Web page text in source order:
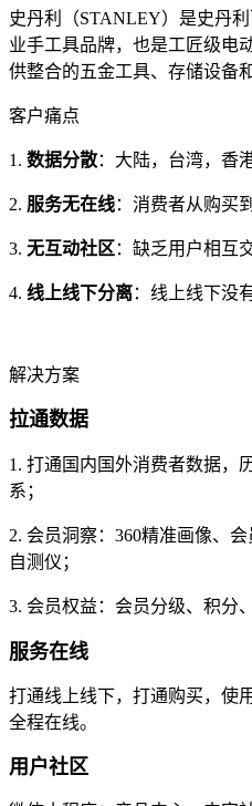
史丹利（STANLEY）是史丹
业手工具品牌，也是工匠级电
供整合的五金工具、存储设备
客户痛点
1. 数据分散：大陆，台湾，香
2. 服务无在线：消费者从购买
3. 无互动社区 ：缺乏用户相互
4. 线上线下分离：线上线下没
解决方案
拉通数据
1. 打通国内国外消费者数据，
系；
2. 会员洞察：360精准画像、
自测仪；
3. 会员权益：会员分级、积分
服务在线
打通线上线下，打通购买，使
全程在线。
用户社区